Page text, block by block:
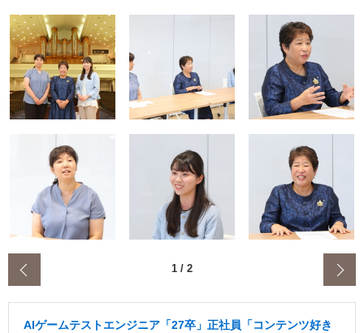
1 / 2
AIゲームテストエンジニア「27卒」正社員「コンテンツ好き